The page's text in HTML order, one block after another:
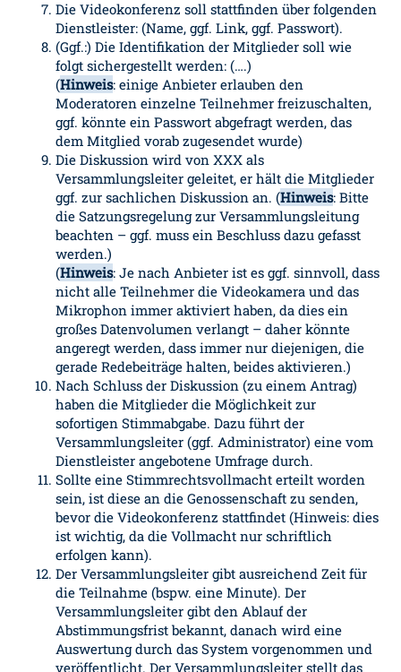
Die Videokonferenz soll stattfinden über folgenden
Dienstleister: (Name, ggf. Link, ggf. Passwort).
(Ggf.:) Die Identifikation der Mitglieder soll wie
folgt sichergestellt werden: (….)
(Hinweis: einige Anbieter erlauben den
Moderatoren einzelne Teilnehmer freizuschalten,
ggf. könnte ein Passwort abgefragt werden, das
dem Mitglied vorab zugesendet wurde)
Die Diskussion wird von XXX als
Versammlungsleiter geleitet, er hält die Mitglieder
ggf. zur sachlichen Diskussion an. (Hinweis: Bitte
die Satzungsregelung zur Versammlungsleitung
beachten – ggf. muss ein Beschluss dazu gefasst
werden.)
(Hinweis: Je nach Anbieter ist es ggf. sinnvoll, dass
nicht alle Teilnehmer die Videokamera und das
Mikrophon immer aktiviert haben, da dies ein
großes Datenvolumen verlangt – daher könnte
angeregt werden, dass immer nur diejenigen, die
gerade Redebeiträge halten, beides aktivieren.)
Nach Schluss der Diskussion (zu einem Antrag)
haben die Mitglieder die Möglichkeit zur
sofortigen Stimmabgabe. Dazu führt der
Versammlungsleiter (ggf. Administrator) eine vom
Dienstleister angebotene Umfrage durch.
Sollte eine Stimmrechtsvollmacht erteilt worden
sein, ist diese an die Genossenschaft zu senden,
bevor die Videokonferenz stattfindet (Hinweis: dies
ist wichtig, da die Vollmacht nur schriftlich
erfolgen kann).
Der Versammlungsleiter gibt ausreichend Zeit für
die Teilnahme (bspw. eine Minute). Der
Versammlungsleiter gibt den Ablauf der
Abstimmungsfrist bekannt, danach wird eine
Auswertung durch das System vorgenommen und
veröffentlicht. Der Versammlungsleiter stellt das